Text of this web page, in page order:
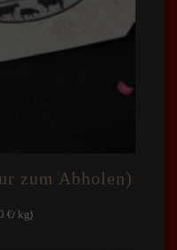
zum Abholen)
€/ kg)